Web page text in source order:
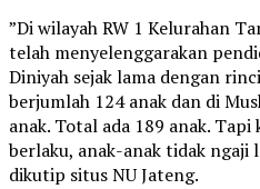
”Di wilayah RW 1 Kelurahan
telah menyelenggarakan
Diniyah sejak lama dengan
berjumlah 124 anak dan di
anak. Total ada 189 anak.
berlaku, anak-anak tidak ngaji
dikutip situs NU Jateng.